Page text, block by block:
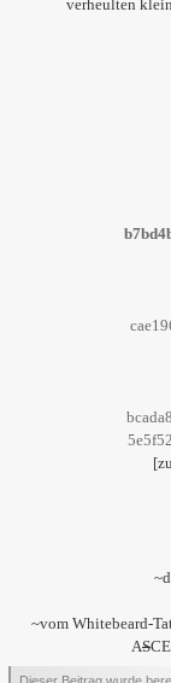
verheulten
~vom Whitebeard-
AS